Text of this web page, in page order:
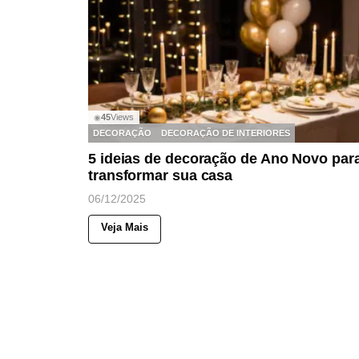
◉45Views
DECORAÇÃO
DECORAÇÃO DE INTERIORES
5 ideias de decoração de Ano Novo
transformar sua casa
06/12/2025
Veja Mais